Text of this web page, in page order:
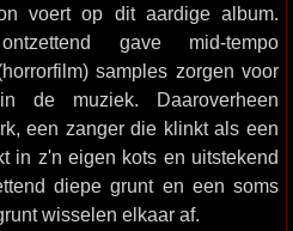
voert op dit aardige album.
gave mid-tempo
samples zorgen voor
de muziek. Daaroverheen
een zanger die klinkt als een
in z'n eigen kots en uitstekend
diepe grunt en een soms
wisselen elkaar af.